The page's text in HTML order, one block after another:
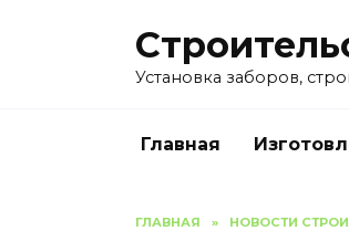
Установка заборов,
Главная
ГЛАВНАЯ » НОВОСТИ